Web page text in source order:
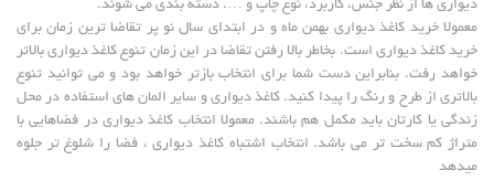
دیواری ها از نظر جنس، کاربرد، نوع چاپ و …. دسته بندی می شوند.
معمولا خرید کاغذ دیواری بهمن ماه و در ابتدای سال نو پر تقاضا ترین زمان برای
خرید کاغذ دیواری است. بخاطر بالا رفتن تقاضا در این زمان تنوع کاغذ دیواری بالاتر
خواهد رفت. بنابراین دست شما برای انتخاب بازتر خواهد بود و می توانید تنوع
بالاتری از طرح و رنگ را پیدا کنید. کاغذ دیواری و سایر المان های استفاده در محل
زندگی یا کارتان باید مکمل هم باشند. معمولا انتخاب کاغذ دیواری در فضاهایی با
متراژ کم سخت تر می باشد. انتخاب اشتباه کاغذ دیواری ، فضا را شلوغ تر جلوه
میدهد